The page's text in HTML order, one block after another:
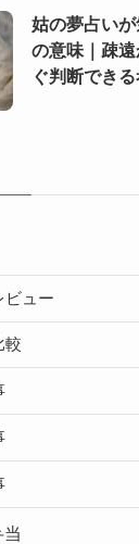
姑の夢占い
の意味｜疎
ぐ判断でき
ビュー
較